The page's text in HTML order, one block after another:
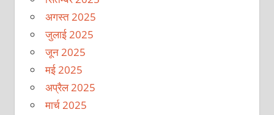
अगस्त 2025
जुलाई 2025
जून 2025
मई 2025
अप्रैल 2025
मार्च 2025